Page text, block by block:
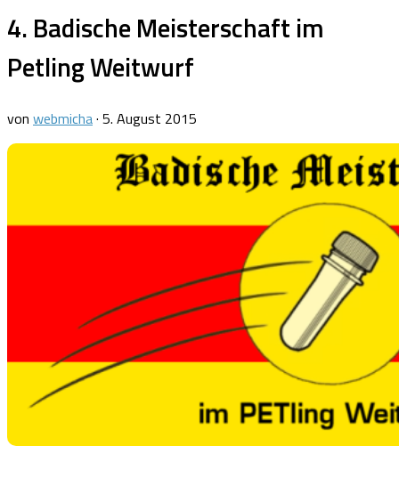
4. Badische Meisterschaft im
Petling Weitwurf
von webmicha· 5. August 2015